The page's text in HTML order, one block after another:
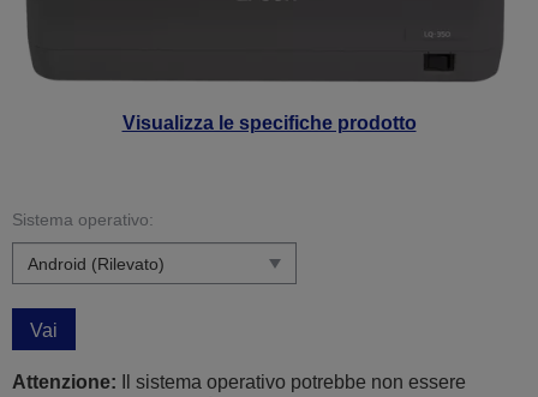
Visualizza le specifiche prodotto
Sistema operativo:
Vai
Attenzione: Il sistema operativo potrebbe non essere